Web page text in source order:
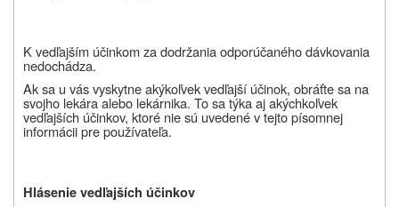
K vedľajším účinkom za dodržania odporúčaného dávkovania
nedochádza.
Ak sa u vás vyskytne akýkoľvek vedľajší účinok, obráťte sa na
svojho lekára alebo lekárnika. To sa týka aj akýchkoľvek
vedľajších účinkov, ktoré nie sú uvedené v tejto písomnej
informácii pre používateľa.
Hlásenie vedľajších účinkov